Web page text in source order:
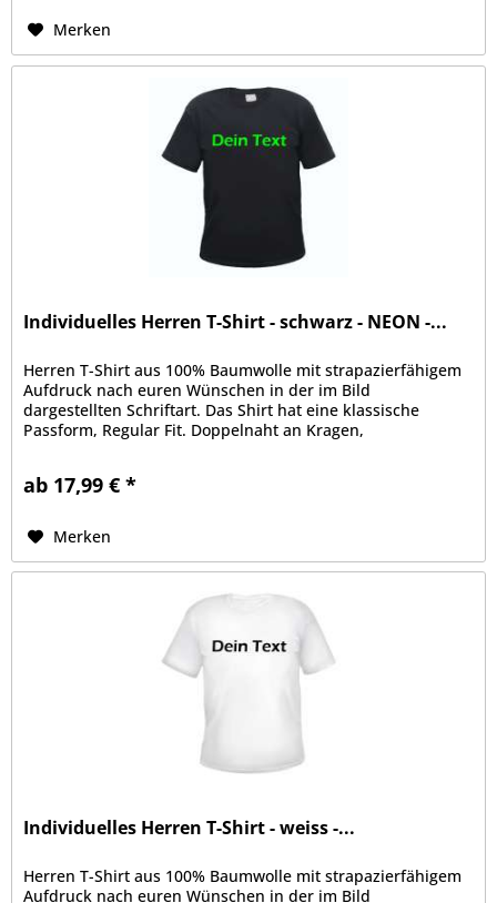
Merken
Individuelles Herren T-Shirt - schwarz - NEON -...
Herren T-Shirt aus 100% Baumwolle mit strapazierfähigem
Aufdruck nach euren Wünschen in der im Bild
dargestellten Schriftart. Das Shirt hat eine klassische
Passform, Regular Fit. Doppelnaht an Kragen,
ab 17,99 € *
Merken
Individuelles Herren T-Shirt - weiss -...
Herren T-Shirt aus 100% Baumwolle mit strapazierfähigem
Aufdruck nach euren Wünschen in der im Bild